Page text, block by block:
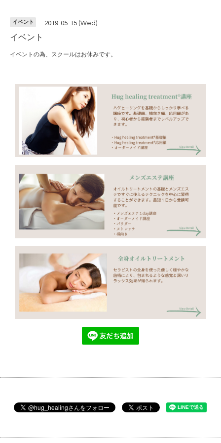
イベント 2019-05-15 (Wed)
イベント
イベントの為、スクールはお休みです。